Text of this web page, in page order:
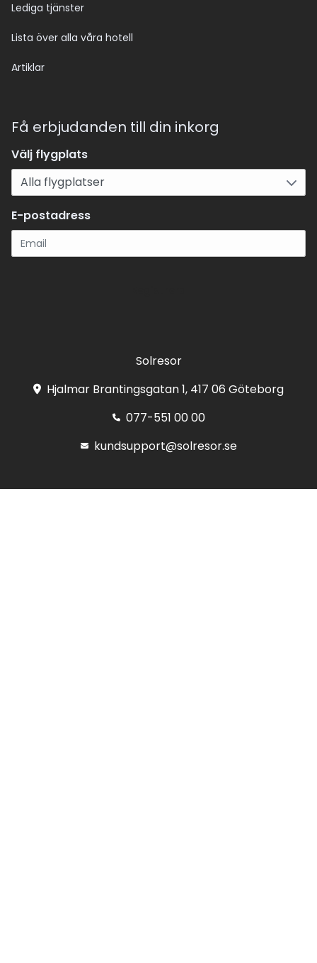
Lediga tjänster
Lista över alla våra hotell
Artiklar
Få erbjudanden till din inkorg
Välj flygplats
E-postadress
Solresor
Hjalmar Brantingsgatan 1, 417 06 Göteborg
077-551 00 00
kundsupport@solresor.se